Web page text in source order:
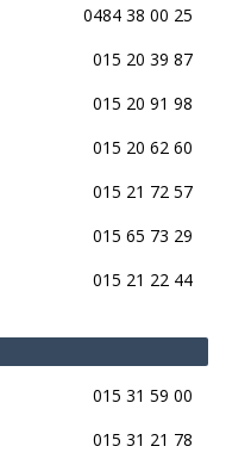
0484 38 00 25
015 20 39 87
015 20 91 98
015 20 62 60
015 21 72 57
015 65 73 29
015 21 22 44
015 31 59 00
015 31 21 78